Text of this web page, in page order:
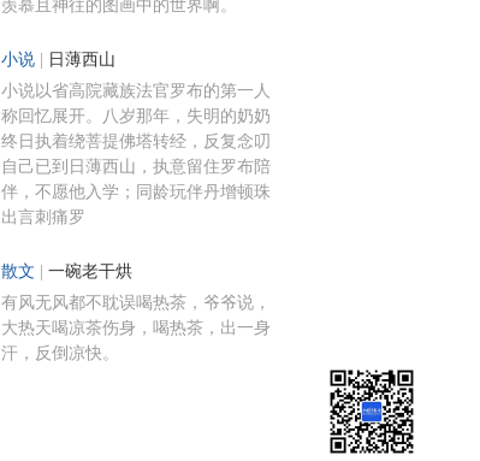
羡慕且神往的图画中的世界啊。
小说 日薄西山
小说以省高院藏族法官罗布的第一人
称回忆展开。八岁那年，失明的奶奶
终日执着绕菩提佛塔转经，反复念叨
自己已到日薄西山，执意留住罗布陪
伴，不愿他入学；同龄玩伴丹增顿珠
出言刺痛罗
散文 一碗老干烘
有风无风都不耽误喝热茶，爷爷说，
大热天喝凉茶伤身，喝热茶，出一身
汗，反倒凉快。